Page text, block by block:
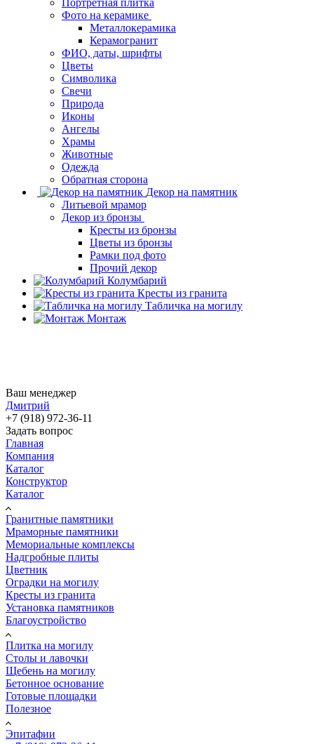
Фото на керамике
Металлокерамика
Керамогранит
ФИО, даты, шрифты
Цветы
Символика
Свечи
Природа
Иконы
Ангелы
Храмы
Животные
Одежда
Обратная сторона
Декор на памятник
Литьевой мрамор
Декор из бронзы
Кресты из бронзы
Цветы из бронзы
Рамки под фото
Прочий декор
Колумбарий
Кресты из гранита
Табличка на могилу
Монтаж
Ваш менеджер
Дмитрий
+7 (918) 972-36-11
Задать вопрос
Главная
Компания
Каталог
Конструктор
Каталог
Гранитные памятники
Мраморные памятники
Мемориальные комплексы
Надгробные плиты
Цветник
Оградки на могилу
Кресты из гранита
Установка памятников
Благоустройство
Плитка на могилу
Столы и лавочки
Щебень на могилу
Бетонное основание
Готовые площадки
Полезное
Эпитафии